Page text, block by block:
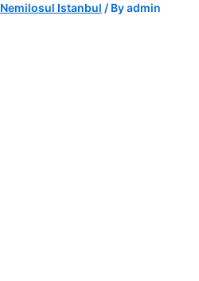
Nemilosul Istanbul / Byadmin